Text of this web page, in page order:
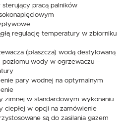
pracą palników
regulację temperatury w zbiorniku
(płaszcza) wodą destylowaną
poziomu wody w ogrzewaczu –
pary wodnej na optymalnym
zimnej w standardowym wykonaniu
ciepłej w opcji na zamówienie
są do zasilania gazem